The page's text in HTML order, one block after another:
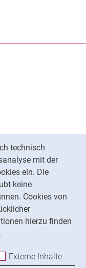
technisch
mit der
ein. Die
keine
Cookies von
hierzu finden
Analyse-Cookies
Externe Inhalte